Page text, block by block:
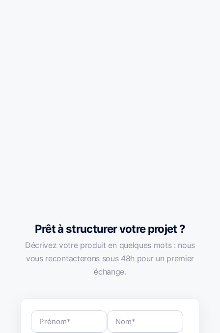
Prêt à structurer votre projet ?
Décrivez votre produit en quelques mots : nous
vous recontacterons sous 48h pour un premier
échange.